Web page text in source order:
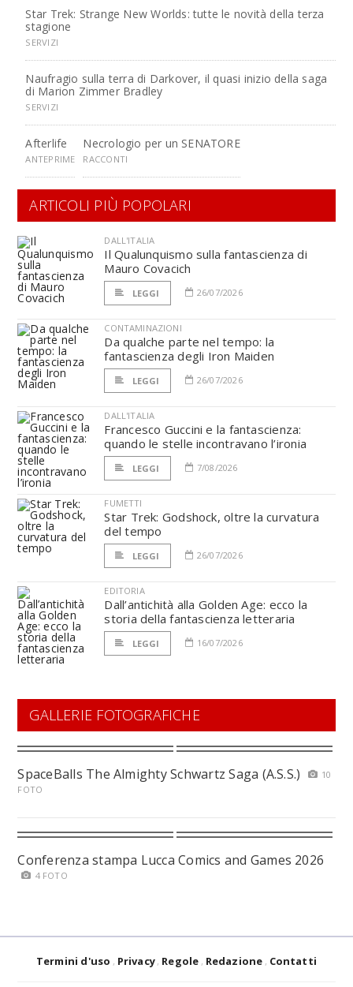
Star Trek: Strange New Worlds: tutte le novità della terza
stagione
SERVIZI
Naufragio sulla terra di Darkover, il quasi inizio della saga
di Marion Zimmer Bradley
SERVIZI
Afterlife
ANTEPRIME
Necrologio per un SENATORE
RACCONTI
ARTICOLI PIÙ POPOLARI
DALL'ITALIA
Il Qualunquismo sulla fantascienza di
Mauro Covacich
LEGGI 26/07/2026
CONTAMINAZIONI
Da qualche parte nel tempo: la
fantascienza degli Iron Maiden
LEGGI 26/07/2026
DALL'ITALIA
Francesco Guccini e la fantascienza:
quando le stelle incontravano l’ironia
LEGGI 7/08/2026
FUMETTI
Star Trek: Godshock, oltre la curvatura
del tempo
LEGGI 26/07/2026
EDITORIA
Dall’antichità alla Golden Age: ecco la
storia della fantascienza letteraria
LEGGI 16/07/2026
GALLERIE FOTOGRAFICHE
SpaceBalls The Almighty Schwartz Saga (A.S.S.)
10
FOTO
Conferenza stampa Lucca Comics and Games 2026
4 FOTO
Termini d'uso Privacy Regole Redazione Contatti